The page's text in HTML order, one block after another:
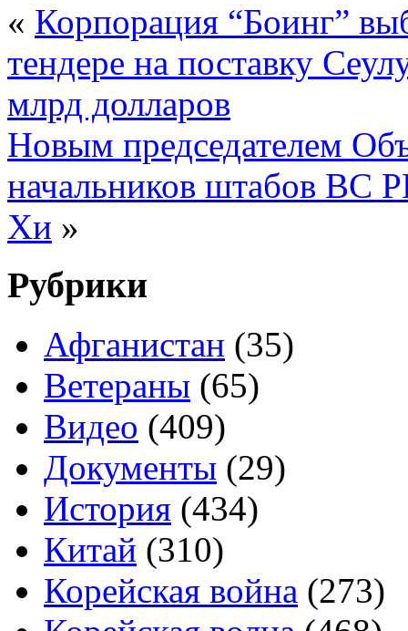
« Корпорация “Боинг”
тендере на поставку
млрд долларов
Новым председателем
начальников штабов ВС
Хи »
Рубрики
Афганистан (35)
Ветераны (65)
Видео (409)
Документы (29)
История (434)
Китай (310)
Корейская война (273)